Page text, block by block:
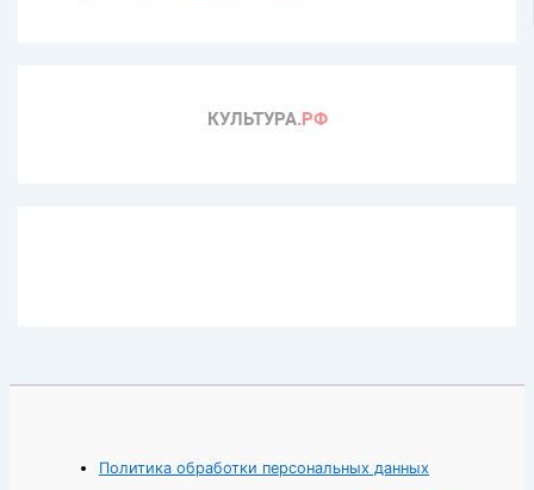
Политика обработки персональных данных